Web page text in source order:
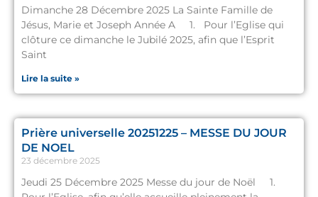
Dimanche 28 Décembre 2025 La Sainte Famille de
Jésus, Marie et Joseph Année A 1. Pour l’Eglise qui
clôture ce dimanche le Jubilé 2025, afin que l’Esprit
Saint
Lire la suite »
Prière universelle 20251225 – MESSE DU JOUR
DE NOEL
23 décembre 2025
Jeudi 25 Décembre 2025 Messe du jour de Noël 1.